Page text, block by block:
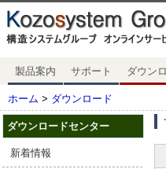
製品案内 サポート ダウン
ホーム > ダウンロード
ダウンロードセンター
新着情報